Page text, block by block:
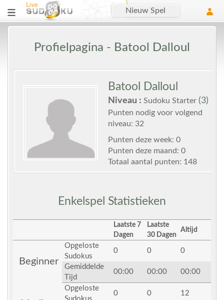
Nieuw Spel
Profielpagina - Batool Dalloul
Batool Dalloul
Niveau : Sudoku Starter (3)
Punten nodig voor volgend
niveau: 32
Punten deze week: 0
Punten deze maand: 0
Totaal aantal punten: 148
Enkelspel Statistieken
Laatste 7
Dagen
Laatste
30 Dagen
Altijd
Beginner
Opgeloste
Sudokus
0 0 0
Gemiddelde
Tijd
00:00 00:00 00:00
Opgeloste
0 0 12